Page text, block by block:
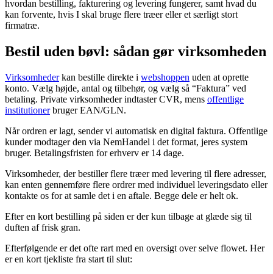
hvordan bestilling, fakturering og levering fungerer, samt hvad du
kan forvente, hvis I skal bruge flere træer eller et særligt stort
firmatræ.
Bestil uden bøvl: sådan gør virksomheden
Virksomhederkan bestille direkte i webshoppen uden at oprette
konto. Vælg højde, antal og tilbehør, og vælg så “Faktura” ved
betaling. Private virksomheder indtaster CVR, mens offentlige
institutionerbruger EAN/GLN.
Når ordren er lagt, sender vi automatisk en digital faktura. Offentlige
kunder modtager den via NemHandel i det format, jeres system
bruger. Betalingsfristen for erhverv er 14 dage.
Virksomheder, der bestiller flere træer med levering til flere adresser,
kan enten gennemføre flere ordrer med individuel leveringsdato eller
kontakte os for at samle det i en aftale. Begge dele er helt ok.
Efter en kort bestilling på siden er der kun tilbage at glæde sig til
duften af frisk gran.
Efterfølgende er det ofte rart med en oversigt over selve flowet. Her
er en kort tjekliste fra start til slut: